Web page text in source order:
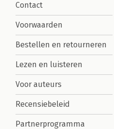
Contact
Voorwaarden
Bestellen en retourneren
Lezen en luisteren
Voor auteurs
Recensiebeleid
Partnerprogramma